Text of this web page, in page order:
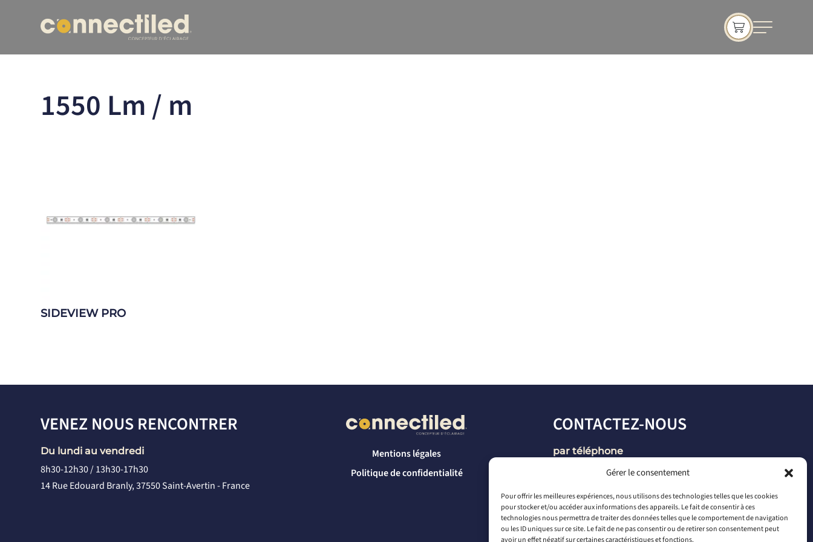
Gérer le consentement
Pour offrir les meilleures expériences, nous utilisons des technologies telles que les cookies
pour stocker et/ou accéder aux informations des appareils. Le fait de consentir à ces
technologies nous permettra de traiter des données telles que le comportement de navigation
ou les ID uniques sur ce site. Le fait de ne pas consentir ou de retirer son consentement peut
avoir un effet négatif sur certaines caractéristiques et fonctions.
1550 Lm / m
SIDEVIEW PRO
VENEZ NOUS RENCONTRER
Du lundi au vendredi
8h30-12h30 / 13h30-17h30
14 Rue Edouard Branly, 37550 Saint-Avertin - France
Mentions légales
Politique de confidentialité
CONTACTEZ-NOUS
par téléphone
+33 2 46 65 56 66
par mail
contact@connectiled.com